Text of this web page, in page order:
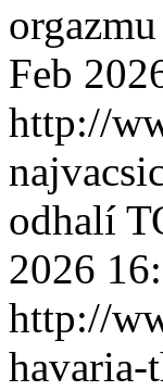
Feb
http://
odhalí
2026
http://